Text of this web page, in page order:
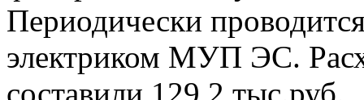
Периодически
электриком МУП ЭС.